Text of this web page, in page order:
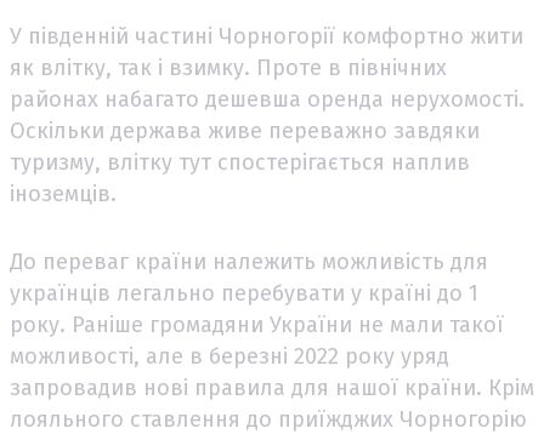
У південній частині Чорногорії комфортно жити
як влітку, так і взимку. Проте в північних
районах набагато дешевша оренда нерухомості.
Оскільки держава живе переважно завдяки
туризму, влітку тут спостерігається наплив
іноземців.
До переваг країни належить можливість для
українців легально перебувати у країні до 1
року. Раніше громадяни України не мали такої
можливості, але в березні 2022 року уряд
запровадив нові правила для нашої країни. Крім
лояльного ставлення до приїжджих Чорногорію